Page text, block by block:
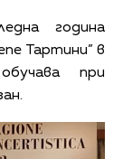
година
Тартини” в
при